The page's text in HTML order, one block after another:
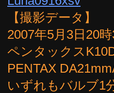
【撮影データ】
2007年5月3日20
ペンタックス
PENTAX
いずれもバルブ1